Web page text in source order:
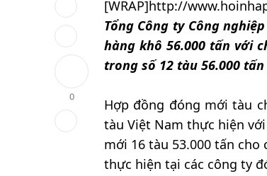
0
[WRAP]http://
Tổng Công ty Công
hàng khô 56.000 tấn với
trong số 12 tàu 56.000
Hợp đồng đóng mới tàu
tàu Việt Nam thực hiện
mới 16 tàu 53.000 tấn
thực hiện tại các công ty